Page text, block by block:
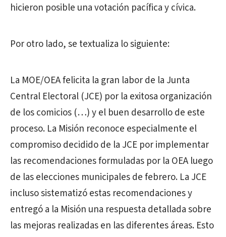
hicieron posible una votación pacífica y cívica.
Por otro lado, se textualiza lo siguiente:
La MOE/OEA felicita la gran labor de la Junta
Central Electoral (JCE) por la exitosa organización
de los comicios (…) y el buen desarrollo de este
proceso. La Misión reconoce especialmente el
compromiso decidido de la JCE por implementar
las recomendaciones formuladas por la OEA luego
de las elecciones municipales de febrero. La JCE
incluso sistematizó estas recomendaciones y
entregó a la Misión una respuesta detallada sobre
las mejoras realizadas en las diferentes áreas. Esto